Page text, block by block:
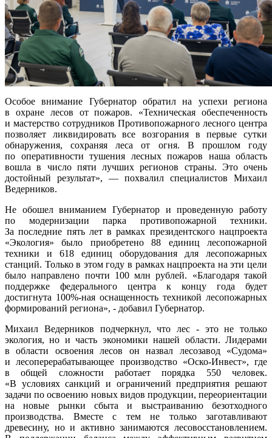
Особое внимание Губернатор обратил на успехи региона
в охране лесов от пожаров. «Техническая обеспеченность
и мастерство сотрудников Противопожарного лесного центра
позволяет ликвидировать все возгорания в первые сутки
обнаружения, сохраняя леса от огня. В прошлом году
по оперативности тушения лесных пожаров наша область
вошла в число пяти лучших регионов страны. Это очень
достойный результат», — похвалил специалистов Михаил
Ведерников.
Не обошел вниманием Губернатор и проведенную работу
по модернизации парка противопожарной техники.
За последние пять лет в рамках президентского нацпроекта
«Экология» было приобретено 88 единиц лесопожарной
техники и 618 единиц оборудования для лесопожарных
станций. Только в этом году в рамках нацпроекта на эти цели
было направлено почти 100 млн рублей. «Благодаря такой
поддержке федерального центра к концу года будет
достигнута 100%-ная оснащенность техникой лесопожарных
формирований региона», - добавил Губернатор.
Михаил Ведерников подчеркнул, что лес - это не только
экология, но и часть экономики нашей области. Лидерами
в области освоения лесов он назвал лесозавод «Судома»
и лесоперерабатывающее производство «Оско-Инвест», где
в общей сложности работает порядка 550 человек.
«В условиях санкций и ограничений предприятия решают
задачи по освоению новых видов продукции, переориентации
на новые рынки сбыта и выстраиванию безотходного
производства. Вместе с тем не только заготавливают
древесину, но и активно занимаются лесовосстановлением.